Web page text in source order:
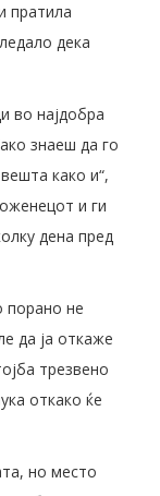
пратила
дека
во најдобра
знаеш да го
како и“,
и ги
дена пред
порано не
да ја откаже
трезвено
откако ќе
но место